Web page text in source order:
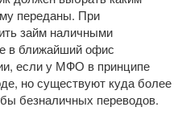
переданы. При
займ наличными
в ближайший офис
если у МФО в принципе
но существуют куда более
безналичных переводов.